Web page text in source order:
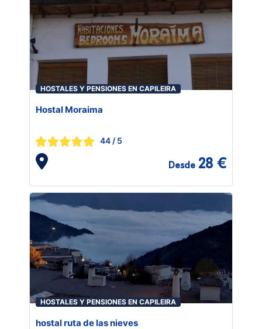
HOSTALES Y PENSIONES EN CAPILEIRA
Hostal Moraima
44 / 5
Desde 28 €
HOSTALES Y PENSIONES EN CAPILEIRA
hostal ruta de las nieves